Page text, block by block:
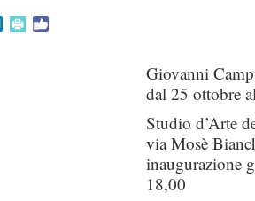
Giovanni
dal 25 ottobre
Studio d’Arte
via Mosè
inaugurazione
18,00